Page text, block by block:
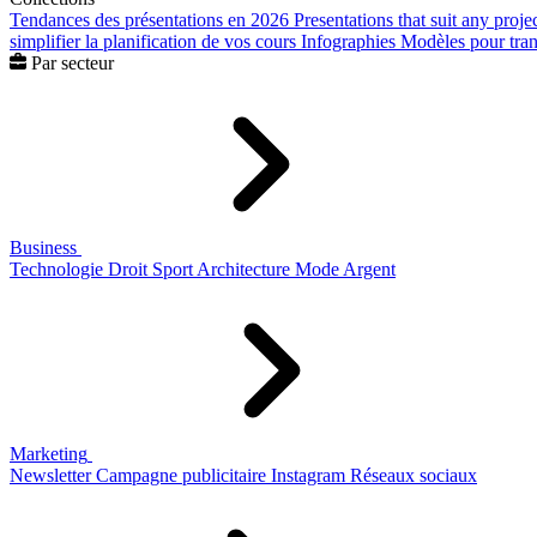
Tendances des présentations en 2026 Presentations that suit any
simplifier la planification de vos cours Infographies Modèles pour
Par secteur
Business
Technologie Droit Sport Architecture Mode Argent
Marketing
Newsletter Campagne publicitaire Instagram Réseaux sociaux